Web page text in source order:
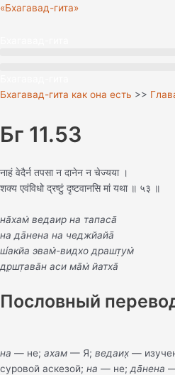
Перейти
«Бхагавад-гита»
Бхагавад-гита как она есть >>
Бг 11.53
नाहं वेदैर्न तपसा न दानेन न चेज्यया ।
शक्य एवंविधो द्रष्टुं दृष्टवानसि मां यथा ॥ ५३ ॥
на̄хам̇ ведаир на тапаса̄
на да̄нена на чеджйайа̄
ш́акйа эвам̇-видхо драшт̣ум̇
др̣шт̣ава̄н аси ма̄м̇ йатха̄
Пословный
на — не; ахам — Я; ведаих̣ —
суровой аскезой; на — не; да̄нена